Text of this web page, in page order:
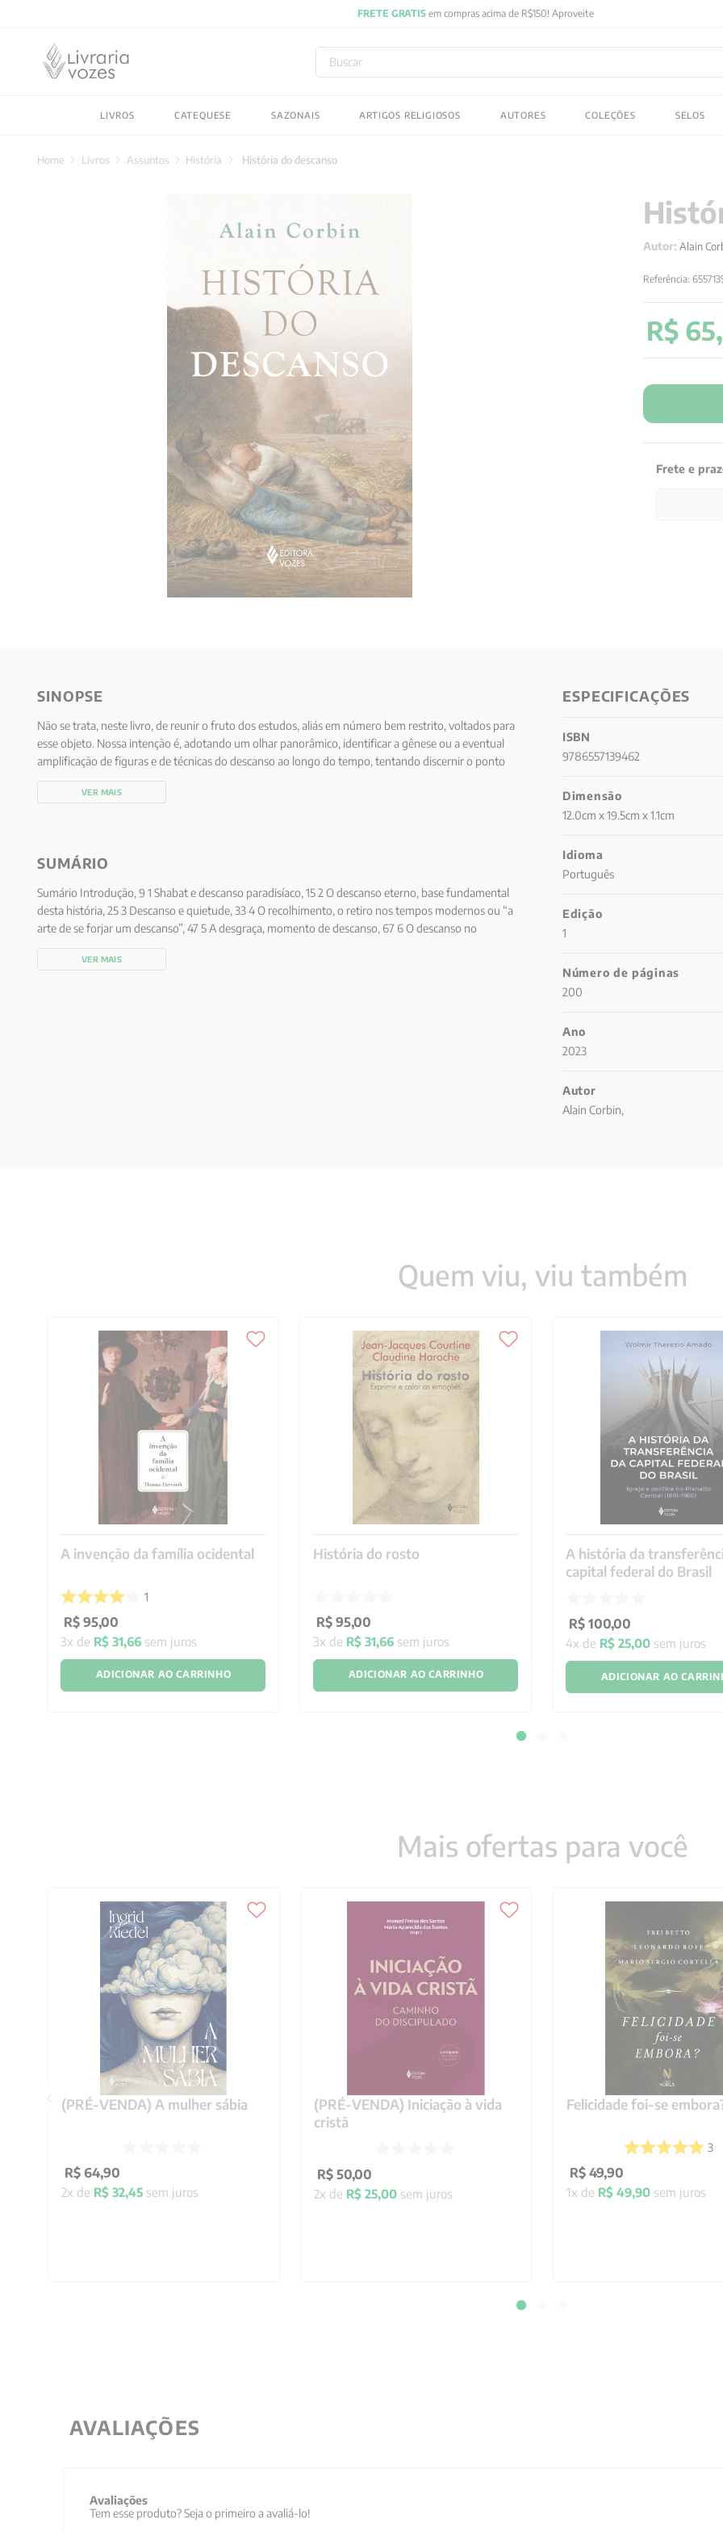
FRETE GRATIS em compras acima de R$150! Aproveite
Buscar
LIVROS CATEQUESE SAZONAIS ARTIGOS RELIGIOSOS AUTORES COLEÇÕES SELOS
Livros Assuntos História História do descanso
Autor: Alain
Referência:
R$ 65,
Frete e
SINOPSE
Não se trata, neste livro, de reunir o fruto dos estudos, aliás em número bem restrito, voltados para
esse objeto. Nossa intenção é, adotando um olhar panorâmico, identificar a gênese ou a eventual
amplificação de figuras e de técnicas do descanso ao longo do tempo, tentando discernir o ponto
alto de cada uma delas e seu eventual recobrimento.
VER MAIS
SUMÁRIO
Sumário Introdução, 9 1 Shabat e descanso paradisíaco, 15 2 O descanso eterno, base fundamental
desta história, 25 3 Descanso e quietude, 33 4 O recolhimento, o retiro nos tempos modernos ou “a
arte de se forjar um descanso”, 47 5 A desgraça, momento de descanso, 67 6 O descanso no
confinamento, 75 7 Comodidades e novas posturas do descanso nos séculos XVIII e XIX, 89 8 O
descanso na natureza – Prelúdio, 97 9 O descanso da terra, 137 10 Descanso dominical e “demônio
VER MAIS
ESPECIFICAÇÕES
ISBN
9786557139462
Dimensão
12.0cm x 19.5cm x 1.1cm
Idioma
Português
Edição
1
Número de páginas
200
Ano
2023
Autor
Alain Corbin,
Quem viu, viu também
A invenção da família ocidental
1
R$ 95,00
3x de R$ 31,66 sem juros
ADICIONAR AO CARRINHO
História do rosto
R$ 95,00
3x de R$ 31,66 sem juros
ADICIONAR AO CARRINHO
A história da
capital federal do Brasil
R$ 100,00
4x de R$ 25,00 sem juros
ADICIONAR AO
Mais ofertas para você
(PRÉ-VENDA) A mulher sábia
R$ 64,90
2x de R$ 32,45sem juros
(PRÉ-VENDA) Iniciação à vida
cristã
R$ 50,00
2x de R$ 25,00sem juros
Felicidade foi-se
3
R$ 49,90
1x de R$ 49,90sem juros
AVALIAÇÕES
Avaliações
Tem esse produto? Seja o primeiro a avaliá-lo!
2027
5º pré venda
7 º biblia
verena kast
9
10º anselm grun